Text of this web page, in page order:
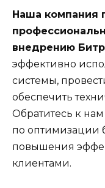
Наша компания
внедрению
эффективно
системы,
обеспечить
Обратитесь к
по оптимизации
повышения
клиентами.